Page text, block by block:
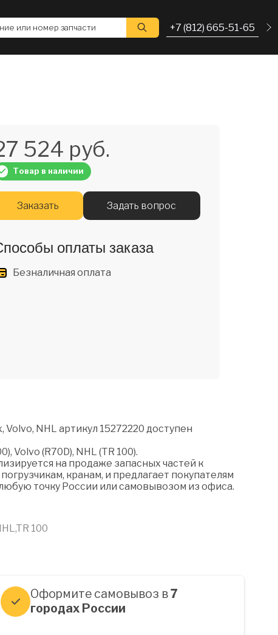
или номер запчасти +7 (812) 665-51-65
524 руб.
Товар в наличии
Заказать Задать вопрос
оплаты заказа
Безналичная оплата
NHL артикул 15272220 доступен
Volvo (R70D), NHL (TR 100).
на продаже запасных частей к
кранам, и предлагает покупателям
точку России или самовывозом из офиса.
100
Оформите самовывоз в7
городах России